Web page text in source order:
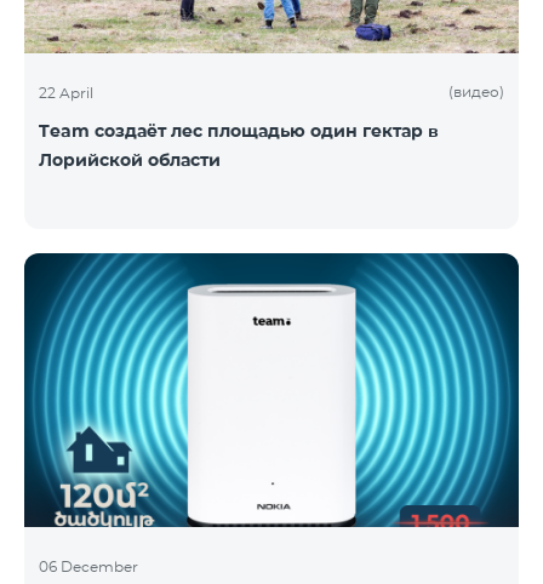
22 April (видео)
Team создаёт лес площадью один гектар в
Лорийской области
06 December